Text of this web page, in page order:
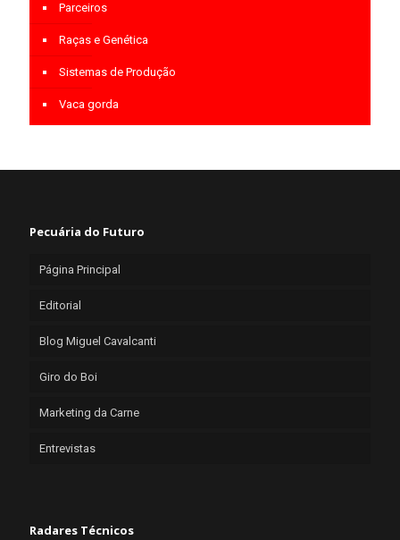
Parceiros
Raças e Genética
Sistemas de Produção
Vaca gorda
Pecuária do Futuro
Página Principal
Editorial
Blog Miguel Cavalcanti
Giro do Boi
Marketing da Carne
Entrevistas
Radares Técnicos